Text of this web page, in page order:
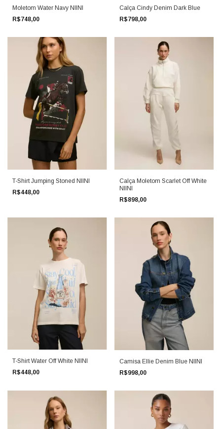
Moletom Water Navy NIINI
R$748,00
Calça Cindy Denim Dark Blue
R$798,00
T-Shirt Jumping Stoned NIINI
R$448,00
Calça Moletom Scarlet Off White
NIINI
R$898,00
T-Shirt Water Off White NIINI
R$448,00
Camisa Ellie Denim Blue NIINI
R$998,00